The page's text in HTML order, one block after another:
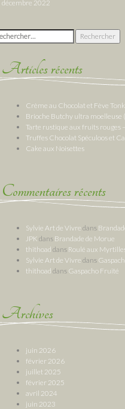
décembre 2022
:
Articles récents
Crème au Chocolat et Fève
Brioche Butchy ultra moelleuse
Tarte rustique aux fruits rouges
Truffes Chocolat Spéculoos et
Cake aux Noisettes
Commentaires récents
Sylvie Art de Vivre dans
JPK dans Brandade de Morue
thithoad dans Roulé aux
Sylvie Art de Vivre dans
thithoad dans Gaspacho Fruité
Archives
juin 2026
février 2026
juillet 2025
février 2025
avril 2024
juin 2023